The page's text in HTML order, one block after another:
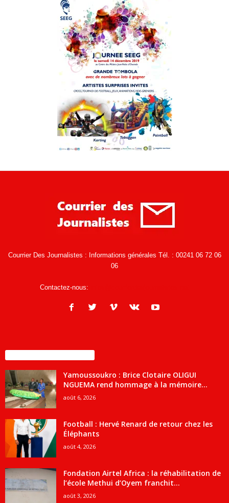
Courrier Des Journalistes : Informations générales Tél. : 00241 06 72 06
06
Contactez-nous:
Yamoussoukro : Brice Clotaire OLIGUI
NGUEMA rend hommage à la mémoire...
août 6, 2026
Football : Hervé Renard de retour chez les
Éléphants
août 4, 2026
Fondation Airtel Africa : la réhabilitation de
l’école Methui d’Oyem franchit...
août 3, 2026